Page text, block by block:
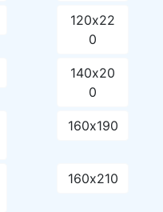
120х22
0
140х20
0
160х190
160х210